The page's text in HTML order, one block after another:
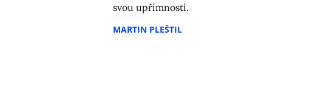
svou upřímností.
MARTIN PLEŠTIL